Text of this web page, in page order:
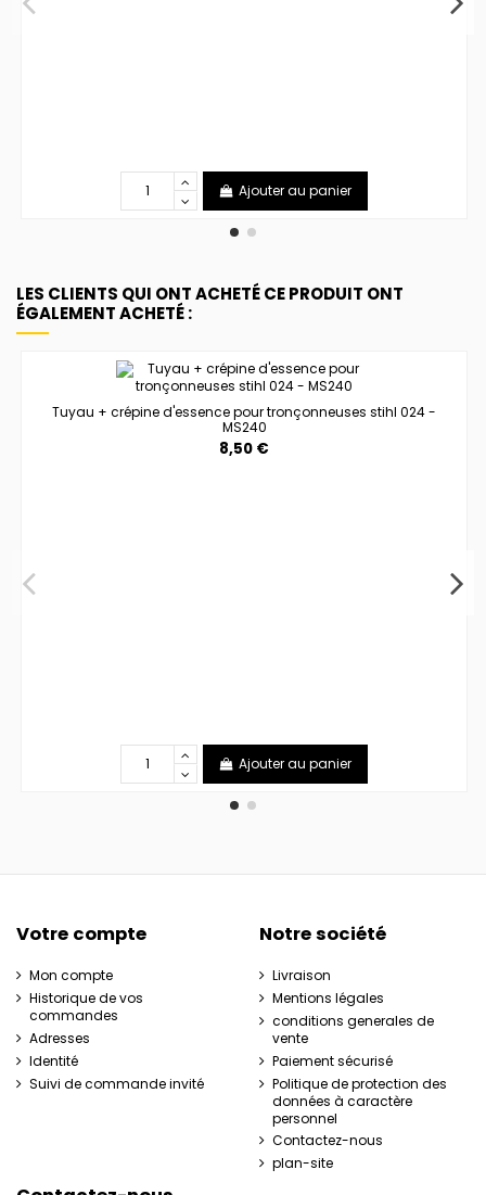
Ajouter au panier
LES CLIENTS QUI ONT ACHETÉ CE PRODUIT ONT
ÉGALEMENT ACHETÉ :
Tuyau + crépine d'essence pour tronçonneuses stihl 024 -
MS240
8,50 €
Ajouter au panier
Votre compte
Mon compte
Historique de vos
commandes
Adresses
Identité
Suivi de commande invité
Notre société
Livraison
Mentions légales
conditions generales de
vente
Paiement sécurisé
Politique de protection des
données à caractère
personnel
Contactez-nous
plan-site